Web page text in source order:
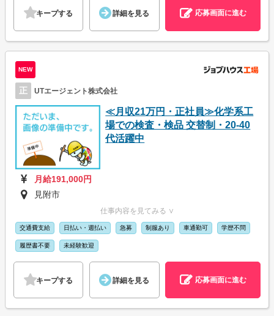
キープする 詳細を見る 応募画面に進む
NEW
正 UTエージェント株式会社
≪月収21万円・正社員≫化学系工
場での検査・検品 交替制・20-40
代活躍中
月給191,000円
見附市
仕事内容を見てみる ∨
交通費支給 日払い・週払い 急募 制服あり 車通勤可 学歴不問
履歴書不要 未経験歓迎
キープする 詳細を見る 応募画面に進む